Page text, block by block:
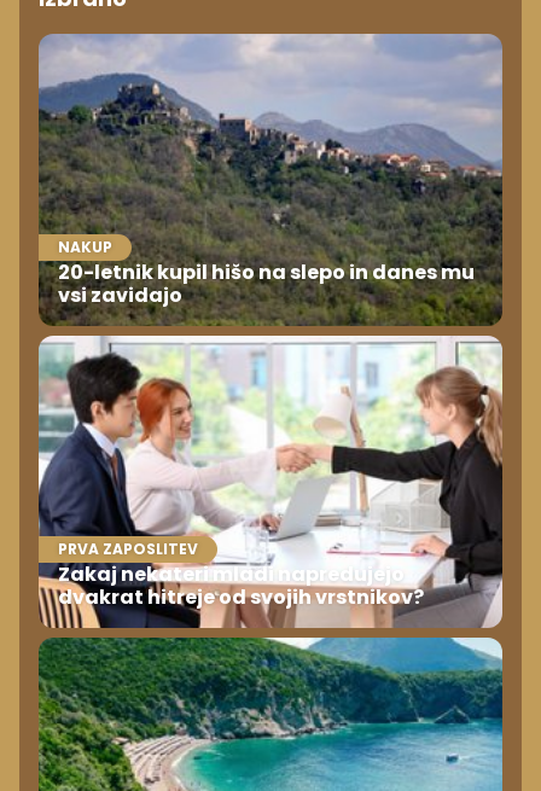
NAKUP
20-letnik kupil hišo na slepo in danes mu
vsi zavidajo
PRVA ZAPOSLITEV
Zakaj nekateri mladi napredujejo
dvakrat hitreje od svojih vrstnikov?